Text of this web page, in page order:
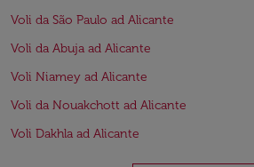
Voli da São Paulo ad Alicante
Voli da Abuja ad Alicante
Voli Niamey ad Alicante
Voli da Nouakchott ad Alicante
Voli Dakhla ad Alicante